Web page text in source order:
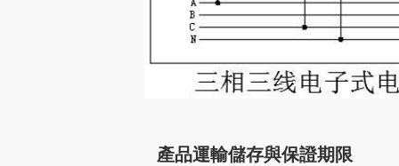
產品運輸儲存與保證期限